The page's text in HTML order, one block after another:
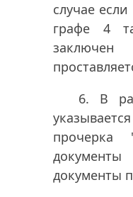
случае
графе 4
6. В
прочерка
документы